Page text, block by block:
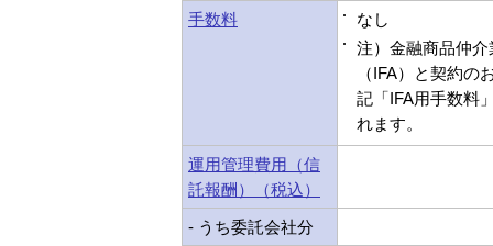
手数料
なし
注）金融商品仲介
（IFA）と契約の
記「IFA用手数料
れます。
運用管理費用（信
託報酬）（税込）
- うち委託会社分